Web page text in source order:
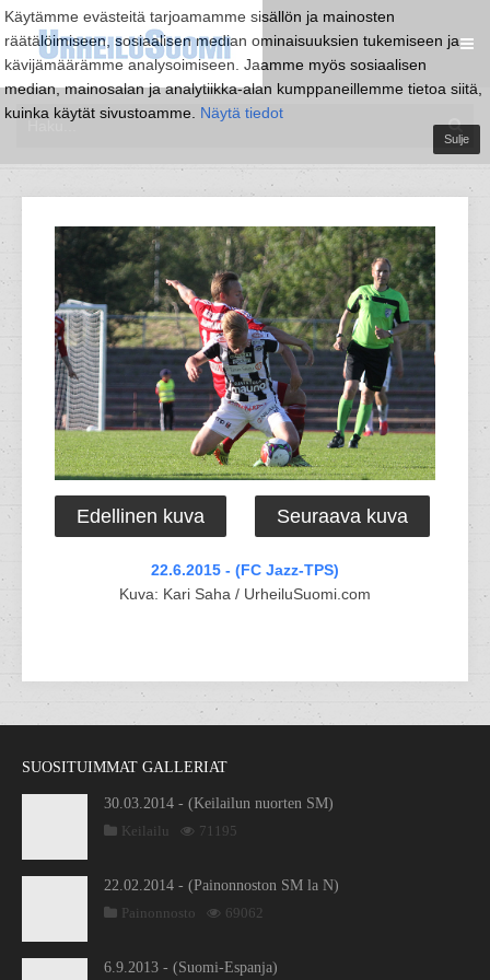
Käytämme evästeitä tarjoamamme sisällön ja mainosten
räätälöimiseen, sosiaalisen median ominaisuuksien tukemiseen ja
kävijämäärämme analysoimiseen. Jaamme myös sosiaalisen
median, mainosalan ja analytiikka-alan kumppaneillemme tietoa siitä,
kuinka käytät sivustoamme. Näytä tiedot
Sulje
Edellinen kuva Seuraava kuva
22.6.2015 - (FC Jazz-TPS)
Kuva: Kari Saha / UrheiluSuomi.com
SUOSITUIMMAT GALLERIAT
30.03.2014 - (Keilailun nuorten SM)
Keilailu
71195
22.02.2014 - (Painonnoston SM la N)
Painonnosto
69062
6.9.2013 - (Suomi-Espanja)